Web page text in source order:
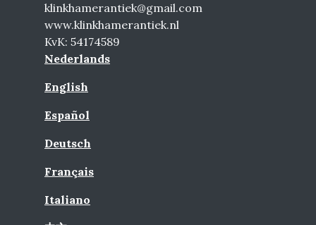
klinkhamerantiek@gmail.com
www.klinkhamerantiek.nl
KvK: 54174589
Nederlands
English
Español
Deutsch
Français
Italiano